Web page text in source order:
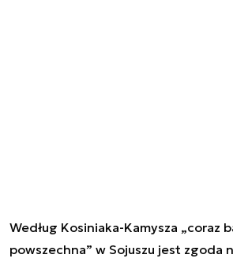
Według Kosiniaka-Kamysza „coraz
powszechna” w Sojuszu jest zgoda